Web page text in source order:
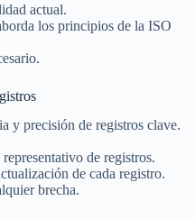
actual.
los principios de la ISO
y precisión de registros clave.
de registros.
de cada registro.
brecha.